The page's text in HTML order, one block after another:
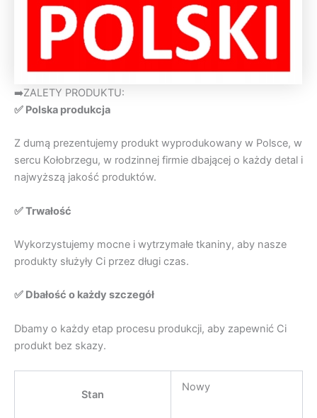
➡️ZALETY PRODUKTU:
✅ Polska produkcja
Z dumą prezentujemy produkt wyprodukowany w Polsce, w
sercu Kołobrzegu, w rodzinnej firmie dbającej o każdy detal i
najwyższą jakość produktów.
✅ Trwałość
Wykorzystujemy mocne i wytrzymałe tkaniny, aby nasze
produkty służyły Ci przez długi czas.
✅ Dbałość o każdy szczegół
Dbamy o każdy etap procesu produkcji, aby zapewnić Ci
produkt bez skazy.
Stan
Nowy